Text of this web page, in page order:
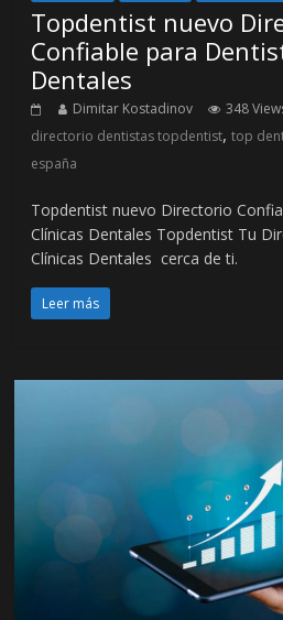
Topdentist nuevo
Confiable para
Dentales
Dimitar Kostadinov 348
directorio dentistas topdentist,top
españa
Topdentist nuevo Directorio
Clínicas Dentales Topdentist Tu
Clínicas Dentales cerca de ti.
Leer más